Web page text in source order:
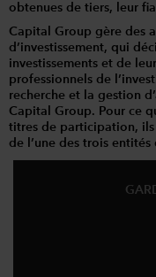
obtenues de tiers, leur
Capital Group gère des
d’investissement, qui
investissements et de
professionnels de
recherche et la gestion
Capital Group. Pour ce
titres de participation,
de l’une des trois entités